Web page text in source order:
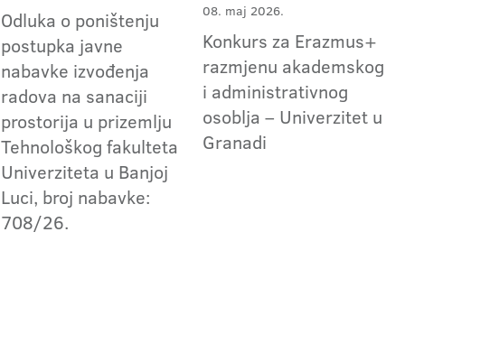
Odluka o poništenju
postupka javne
nabavke izvođenja
radova na sanaciji
prostorija u prizemlju
Tehnološkog fakulteta
Univerziteta u Banjoj
Luci, broj nabavke:
708/26.
08. maj 2026.
Konkurs za Erazmus+
razmjenu akademskog
i administrativnog
osoblja – Univerzitet u
Granadi